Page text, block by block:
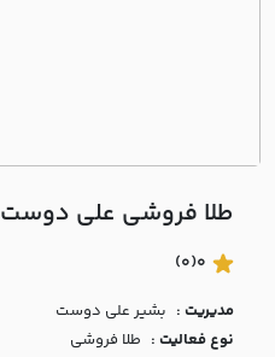
درباره
با ما
مقالات
طلا فروشی علي دوست
0
(0)
مدیریت : بشير علي دوست
نوع فعالیت : طلا فروشی